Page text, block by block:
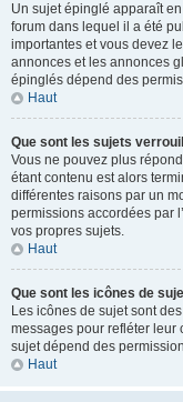
Un sujet épinglé apparaît
forum dans lequel il a été
importantes et vous devez
annonces et les annonces
épinglés dépend des
Haut
Que sont les sujets
Vous ne pouvez plus
étant contenu est alors
différentes raisons par un
permissions accordées par
vos propres sujets.
Haut
Que sont les icônes de
Les icônes de sujet sont
messages pour refléter leur
sujet dépend des
Haut